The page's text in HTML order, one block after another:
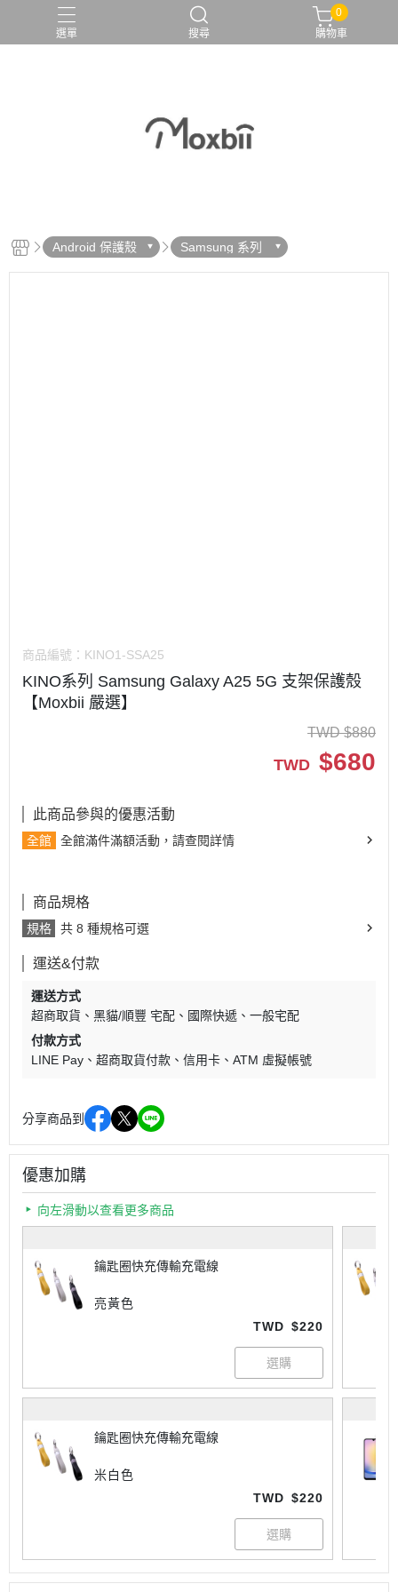
選單 搜尋
0
購物車
Android 保護殼 Samsung 系列
商品編號： KINO1-SSA25
KINO系列 Samsung Galaxy A25 5G 支架保護殼
【Moxbii 嚴選】
TWD $880
TWD $680
此商品參與的優惠活動
全館 全館滿件滿額活動，請查閱詳情
商品規格
規格 共 8 種規格可選
運送&付款
運送方式
超商取貨
黑貓/順豐 宅配 國際快遞
一般宅配
付款方式
LINE Pay
超商取貨付款 信用卡 ATM 虛擬帳號
分享商品到
優惠加購
向左滑動以查看更多商品
鑰匙圈快充傳輸充電線
亮黃色
TWD $220
鑰匙圈快充傳輸充電線
米白色
TWD $220